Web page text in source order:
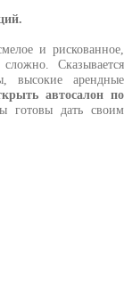
и рискованное,
Сказывается
высокие арендные
автосалон по
готовы дать своим